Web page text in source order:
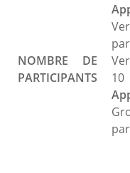
NOMBRE DE
PARTICIPANTS